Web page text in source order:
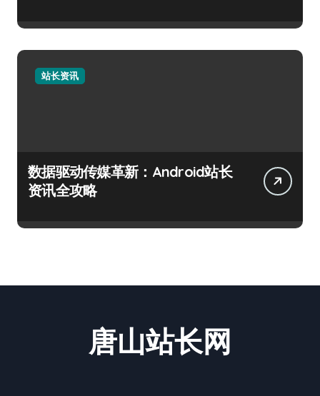
站长资讯
数据驱动传媒革新：Android站长
资讯全攻略
唐山站长网